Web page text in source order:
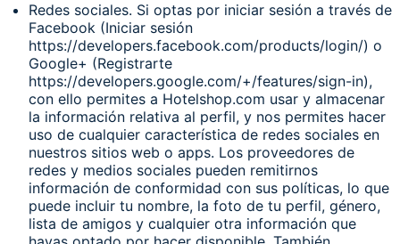
Redes sociales. Si optas por iniciar sesión a través de
Facebook (Iniciar sesión
https://developers.facebook.com/products/login/) o
Google+ (Registrarte
https://developers.google.com/+/features/sign-in),
con ello permites a Hotelshop.com usar y almacenar
la información relativa al perfil, y nos permites hacer
uso de cualquier característica de redes sociales en
nuestros sitios web o apps. Los proveedores de
redes y medios sociales pueden remitirnos
información de conformidad con sus políticas, lo que
puede incluir tu nombre, la foto de tu perfil, género,
lista de amigos y cualquier otra información que